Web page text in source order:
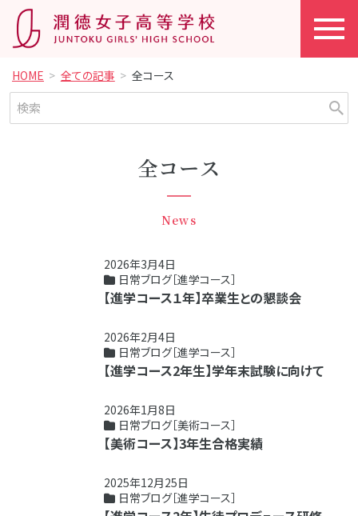
HOME 全ての記事 全コース
全コース
News
2026年3月4日
日常ブログ［進学コース］
【進学コース１年】卒業生との懇談会
2026年2月4日
日常ブログ［進学コース］
【進学コース2年生】学年末試験に向けて
2026年1月8日
日常ブログ［美術コース］
【美術コース】3年生合格実績
2025年12月25日
日常ブログ［進学コース］